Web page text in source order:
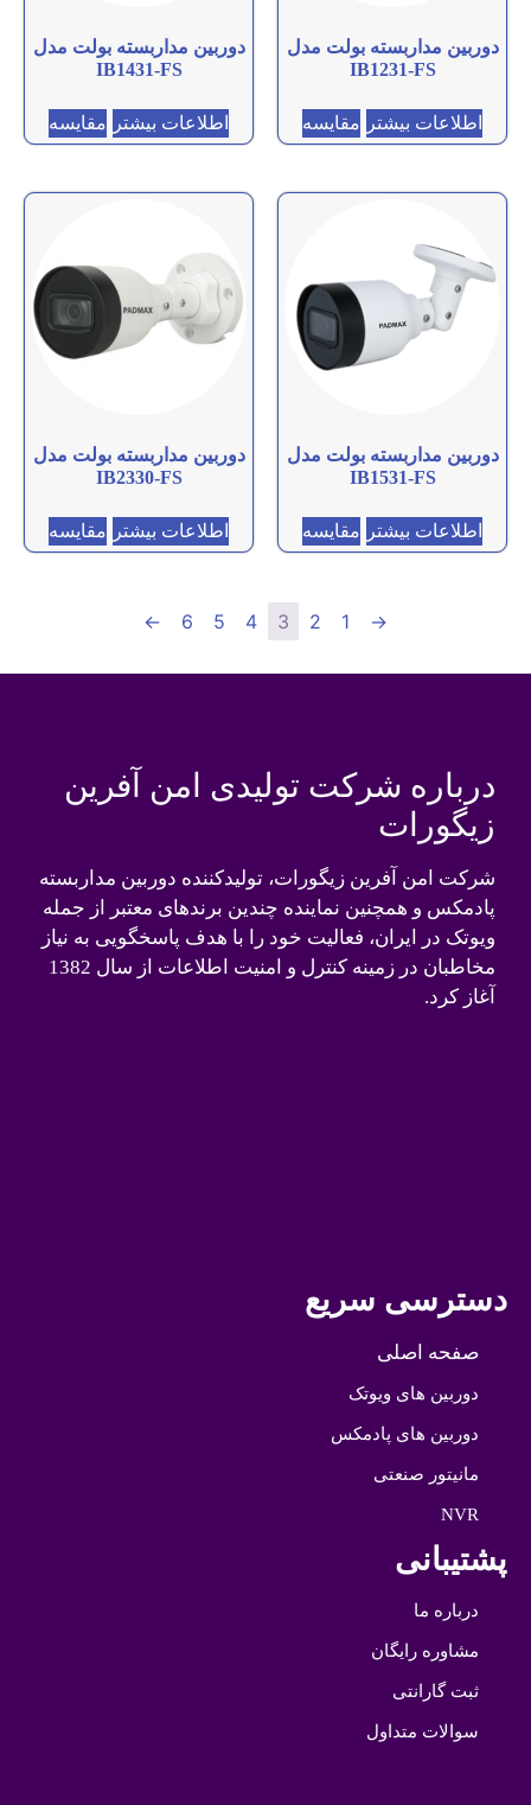
دوربین مداربسته بولت مدل
IB1231-FS
اطلاعات بیشتر مقایسه
دوربین مداربسته بولت مدل
IB1431-FS
اطلاعات بیشتر مقایسه
دوربین مداربسته بولت مدل
IB1531-FS
اطلاعات بیشتر مقایسه
دوربین مداربسته بولت مدل
IB2330-FS
اطلاعات بیشتر مقایسه
→
1
2
3
4
5
6
←
درباره شرکت تولیدی امن آفرین
زیگورات
شرکت امن آفرین زیگورات، تولیدکننده دوربین مداربسته
پادمکس و همچنین نماینده چندین برندهای معتبر از جمله
ویوتک در ایران، فعالیت خود را با هدف پاسخگویی به نیاز
مخاطبان در زمینه کنترل و امنیت اطلاعات از سال 1382
آغاز کرد.
دسترسی سریع
صفحه اصلی
دوربین های ویوتک
دوربین های پادمکس
مانیتور صنعتی
NVR
پشتیبانی
درباره ما
مشاوره رایگان
ثبت گارانتی
سوالات متداول